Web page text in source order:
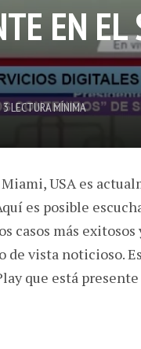
EN EL
3 LECTURA MÍNIMA
USA es
es posible
casos más exitosos
vista noticioso.
que está